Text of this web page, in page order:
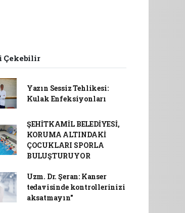
Çekebilir
Yazın Sessiz Tehlikesi:
Kulak Enfeksiyonları
ŞEHİTKAMİL BELEDİYESİ,
KORUMA ALTINDAKİ
ÇOCUKLARI SPORLA
BULUŞTURUYOR
Uzm. Dr. Şeran: Kanser
tedavisinde kontrollerinizi
aksatmayın"